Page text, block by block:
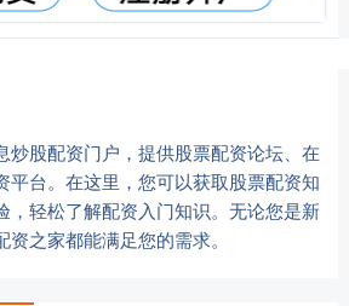
炒股配资门户，提供股票配资论坛、在
平台。在这里，您可以获取股票配资知
，轻松了解配资入门知识。无论您是新
之家都能满足您的需求。